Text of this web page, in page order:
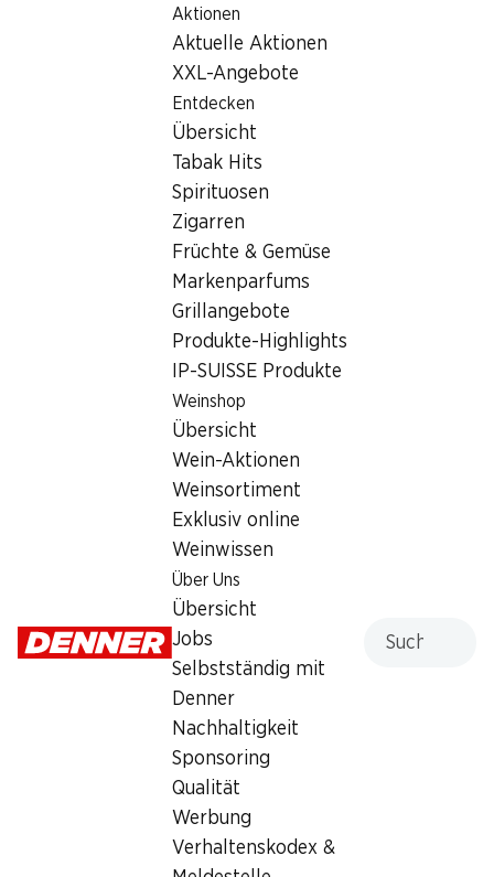
Aktionen
Aktuelle Aktionen
XXL-Angebote
Entdecken
Übersicht
Tabak Hits
Spirituosen
Zigarren
Früchte & Gemüse
Markenparfums
Grillangebote
Produkte-Highlights
IP-SUISSE Produkte
Weinshop
Übersicht
Wein-Aktionen
Weinsortiment
Exklusiv online
Weinwissen
Über Uns
Übersicht
Jobs
Selbstständig mit
Denner
Nachhaltigkeit
Sponsoring
Qualität
Werbung
Verhaltenskodex &
Filialsuche
Denner Filiale Langenthalstrasse 21, 4912 Aarwangen
4912 Aarwangen
Langenthalstrasse 21, 4912 Aarwangen
Zur Wegbeschreibung
Öffnungszeiten
Bargeldbezug mit Post - / M-Card